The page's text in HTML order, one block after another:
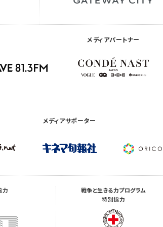
メディアパートナー
メディアサポーター
力
戦争と生きる力プログラム
特別協力